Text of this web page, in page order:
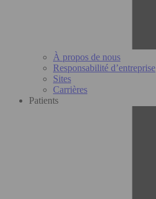
À propos de nous
Responsabilité d’entreprise
Sites
Carrières
Patients